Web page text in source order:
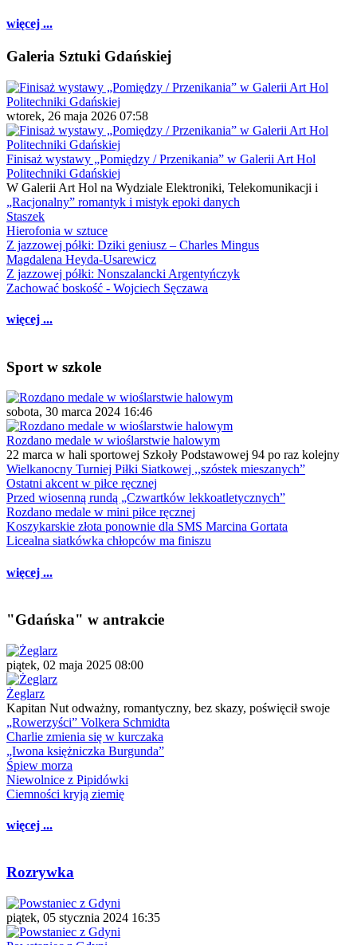
więcej ...
Galeria Sztuki Gdańskiej
wtorek, 26 maja 2026 07:58
Finisaż wystawy „Pomiędzy / Przenikania” w Galerii Art Hol
Politechniki Gdańskiej
W Galerii Art Hol na Wydziale Elektroniki, Telekomunikacji i
„Racjonalny” romantyk i mistyk epoki danych
Staszek
Hierofonia w sztuce
Z jazzowej półki: Dziki geniusz – Charles Mingus
Magdalena Heyda-Usarewicz
Z jazzowej półki: Nonszalancki Argentyńczyk
Zachować boskość - Wojciech Sęczawa
więcej ...
Sport w szkole
sobota, 30 marca 2024 16:46
Rozdano medale w wioślarstwie halowym
22 marca w hali sportowej Szkoły Podstawowej 94 po raz kolejny
Wielkanocny Turniej Piłki Siatkowej ,,szóstek mieszanych”
Ostatni akcent w piłce ręcznej
Przed wiosenną rundą „Czwartków lekkoatletycznych”
Rozdano medale w mini piłce ręcznej
Koszykarskie złota ponownie dla SMS Marcina Gortata
Licealna siatkówka chłopców ma finiszu
więcej ...
"Gdańska" w antrakcie
piątek, 02 maja 2025 08:00
Żeglarz
Kapitan Nut odważny, romantyczny, bez skazy, poświęcił swoje
„Rowerzyści” Volkera Schmidta
Charlie zmienia się w kurczaka
„Iwona księżniczka Burgunda”
Śpiew morza
Niewolnice z Pipidówki
Ciemności kryją ziemię
więcej ...
Rozrywka
piątek, 05 stycznia 2024 16:35